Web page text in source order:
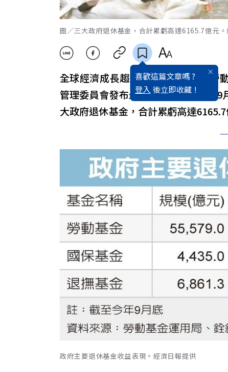
圖／三大政府退休基金，合計累虧高達6165.7億元
喜歡這篇文章嗎 ?
登入 後立即收藏 !
全球經濟成長趨緩、股災蔓延，據勞
管理委員會發布最新資訊，截至今年
大政府退休基金，合計累虧高達
政府主要退休基金收益表現。經濟日報提供